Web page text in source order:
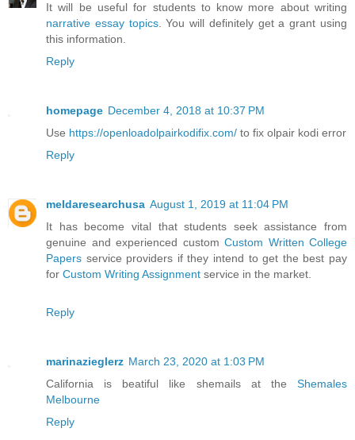
It will be useful for students to know more about writing
narrative essay topics. You will definitely get a grant using
this information.
Reply
homepage December 4, 2018 at 10:37 PM
Use https://openloadolpairkodifix.com/ to fix olpair kodi error
Reply
meldaresearchusa August 1, 2019 at 11:04 PM
It has become vital that students seek assistance from
genuine and experienced custom Custom Written College
Papers service providers if they intend to get the best pay
for Custom Writing Assignment service in the market.
Reply
marinazieglerz March 23, 2020 at 1:03 PM
California is beatiful like shemails at the Shemales
Melbourne
Reply